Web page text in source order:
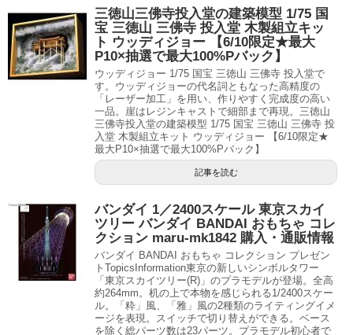
三徳山三佛寺投入堂の建築模型 1/75 国
宝 三徳山 三佛寺 投入堂 木製組立キッ
ト ウッディジョー 【6/10限定★最大
P10×抽選で最大100%Pバック】
ウッディジョー 1/75 国宝 三徳山 三佛寺 投入堂で
す。ウッディジョーの代名詞ともなった高精度の
「レーザー加工」を用い、作りやすく完成度の高い
一品。崖はレジンキャストで細部まで再現。三徳山
三佛寺投入堂の建築模型 1/75 国宝 三徳山 三佛寺 投
入堂 木製組立キット ウッディジョー 【6/10限定★
最大P10×抽選で最大100%Pバック】
記事を読む
バンダイ 1／2400スケール 東京スカイ
ツリー バンダイ BANDAI おもちゃ コレ
クション maru-mk1842 購入・通販情報
バンダイ BANDAI おもちゃ コレクション プレゼン
トTopicsInformation東京の新しいシンボルタワー
「東京スカイツリー(R)」のプラモデルが登場。全高
約264mm。机の上で本物を感じられる1/2400スケー
ル。「粋」風、「雅」風の2種類のライティングイメ
ージを表現。スイッチで切り替えができる。ベース
を除く総パーツ数は23パーツ。プラモデル初心者で